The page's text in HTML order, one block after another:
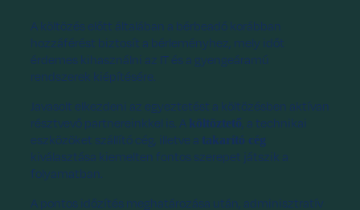
A költözés előtt általában a bérbeadó korábban
hozzáférést biztosít a bérleményhez, mely időt
érdemes kihasználni az IT és a gyengeáramú
rendszerek kiépítésére.
Javasolt elkezdeni az egyeztetést a költözésben aktívan
résztvevő partnereinkkel is. A költöztető, a technikai
eszközöket szállító cég, illetve a takarító cég
kiválasztása kiemelten fontos szerepet játszik a
folyamatban.
A pontos időzítés meghatározása után, adminisztratív